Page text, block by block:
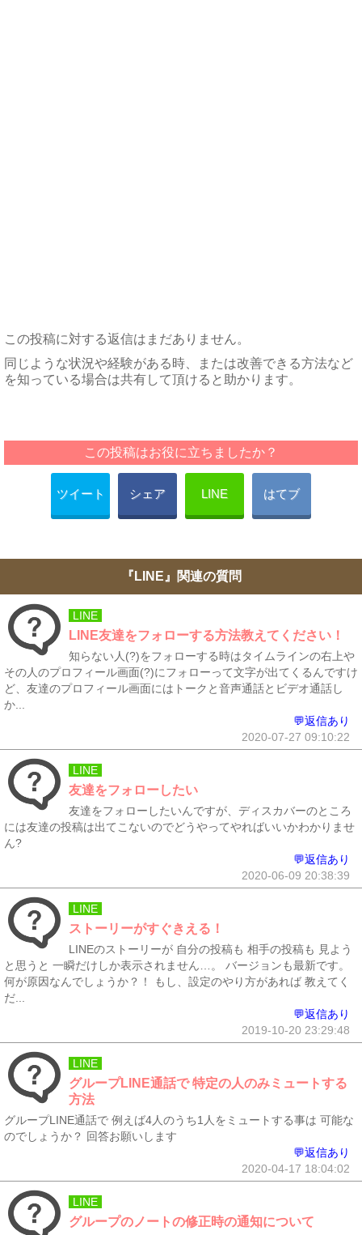
この投稿に対する返信はまだありません。
同じような状況や経験がある時、または改善できる方法など
を知っている場合は共有して頂けると助かります。
この投稿はお役に立ちましたか？
ツイート シェア LINE はてブ
『LINE』関連の質問
LINE
LINE友達をフォローする方法教えてください！
知らない人(?)をフォローする時はタイムラインの右上や
その人のプロフィール画面(?)にフォローって文字が出てくるんですけ
ど、友達のプロフィール画面にはトークと音声通話とビデオ通話し
か...
💬返信あり
2020-07-27 09:10:22
LINE
友達をフォローしたい
友達をフォローしたいんですが、ディスカバーのところ
には友達の投稿は出てこないのでどうやってやればいいかわかりませ
ん?
💬返信あり
2020-06-09 20:38:39
LINE
ストーリーがすぐきえる！
LINEのストーリーが 自分の投稿も 相手の投稿も 見よう
と思うと 一瞬だけしか表示されません…。 バージョンも最新です。
何が原因なんでしょうか？！ もし、設定のやり方があれば 教えてく
だ...
💬返信あり
2019-10-20 23:29:48
LINE
グループLINE通話で 特定の人のみミュートする
方法
グループLINE通話で 例えば4人のうち1人をミュートする事は 可能な
のでしょうか？ 回答お願いします
💬返信あり
2020-04-17 18:04:02
LINE
グループのノートの修正時の通知について